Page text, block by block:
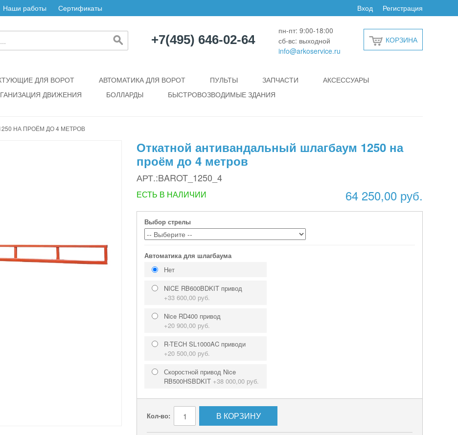
Наши работы Сертификаты Регистрация
Вход
+7(495) 646-02-64
пн-пт: 9:00-18:00
сб-вс: выходной
info@arkoservice.ru
КОРЗИНА
ДЛЯ ВОРОТ АВТОМАТИКА ДЛЯ ВОРОТ ПУЛЬТЫ ЗАПЧАСТИ
АКСЕССУАРЫ
ДВИЖЕНИЯ БОЛЛАРДЫ
БЫСТРОВОЗВОДИМЫЕ ЗДАНИЯ
НА ПРОЁМ ДО 4 МЕТРОВ
Откатной антивандальный шлагбаум 1250 на
проём до 4 метров
АРТ.:BAROT_1250_4
64 250,00 руб.
ЕСТЬ В НАЛИЧИИ
Выбор стрелы
Автоматика для шлагбаума
Нет
NICE RB600BDKIT привод
+33 600,00 руб.
Nice RD400 привод
+20 900,00 руб.
R-TECH SL1000AC приводи
+20 500,00 руб.
Скоростной привод Nice
RB500HSBDKIT +38 000,00 руб.
Кол-во: В КОРЗИНУ